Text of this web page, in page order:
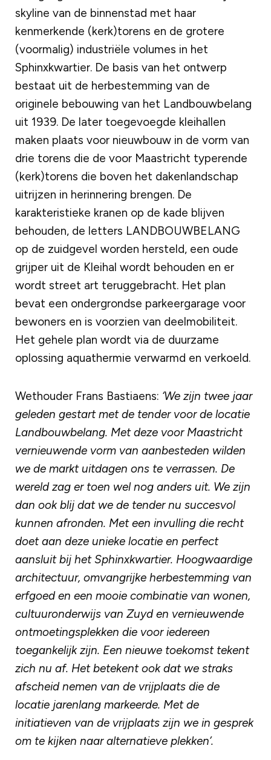
skyline van de binnenstad met haar
kenmerkende (kerk)torens en de grotere
(voormalig) industriële volumes in het
Sphinxkwartier. De basis van het ontwerp
bestaat uit de herbestemming van de
originele bebouwing van het Landbouwbelang
uit 1939. De later toegevoegde kleihallen
maken plaats voor nieuwbouw in de vorm van
drie torens die de voor Maastricht typerende
(kerk)torens die boven het dakenlandschap
uitrijzen in herinnering brengen. De
karakteristieke kranen op de kade blijven
behouden, de letters LANDBOUWBELANG
op de zuidgevel worden hersteld, een oude
grijper uit de Kleihal wordt behouden en er
wordt street art teruggebracht. Het plan
bevat een ondergrondse parkeergarage voor
bewoners en is voorzien van deelmobiliteit.
Het gehele plan wordt via de duurzame
oplossing aquathermie verwarmd en verkoeld.
Wethouder Frans Bastiaens: ‘We zijn twee jaar
geleden gestart met de tender voor de locatie
Landbouwbelang. Met deze voor Maastricht
vernieuwende vorm van aanbesteden wilden
we de markt uitdagen ons te verrassen. De
wereld zag er toen wel nog anders uit. We zijn
dan ook blij dat we de tender nu succesvol
kunnen afronden. Met een invulling die recht
doet aan deze unieke locatie en perfect
aansluit bij het Sphinxkwartier. Hoogwaardige
architectuur, omvangrijke herbestemming van
erfgoed en een mooie combinatie van wonen,
cultuuronderwijs van Zuyd en vernieuwende
ontmoetingsplekken die voor iedereen
toegankelijk zijn. Een nieuwe toekomst tekent
zich nu af. Het betekent ook dat we straks
afscheid nemen van de vrijplaats die de
locatie jarenlang markeerde. Met de
initiatieven van de vrijplaats zijn we in gesprek
om te kijken naar alternatieve plekken’.